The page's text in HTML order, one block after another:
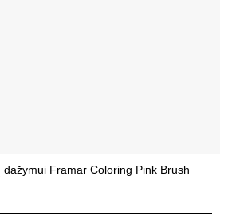
dažymui Framar Coloring Pink Brush